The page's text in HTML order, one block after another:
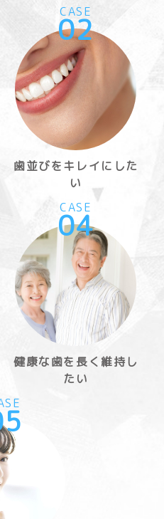
CASE
02
歯並びをキレイにした
い
CASE
04
健康な歯を長く維持し
たい